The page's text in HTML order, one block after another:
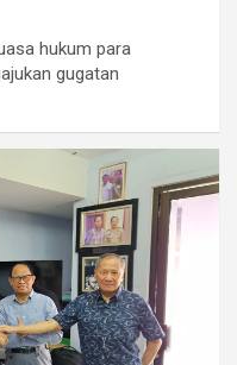
hukum para
gugatan